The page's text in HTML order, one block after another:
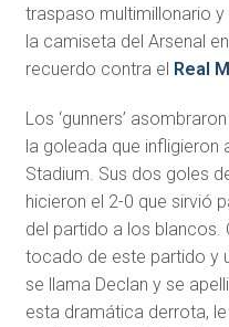
traspaso multimillonario
la camiseta del Arsenal
recuerdo contra el Real
Los ‘gunners’
la goleada que infligieron
Stadium. Sus dos goles
hicieron el 2-0 que sirvió
del partido a los blancos.
tocado de este partido y
se llama Declan y se
esta dramática derrota,